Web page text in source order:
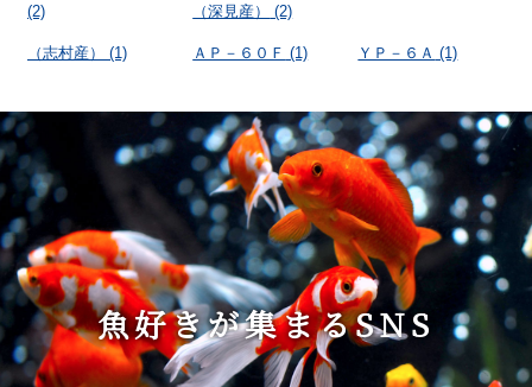
(2)
（深見産）
(2)
（志村産） (1) ＡＰ－６０Ｆ (1) ＹＰ－６Ａ (1)
魚好きが集まるSNS